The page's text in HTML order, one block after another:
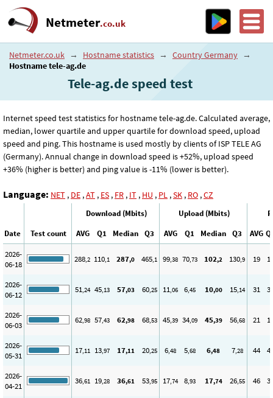
Netmeter.co.uk
Netmeter.co.uk → Hostname statistics → Country Germany →
Hostname tele-ag.de
Tele-ag.de speed test
Internet speed test statistics for hostname tele-ag.de. Calculated average,
median, lower quartile and upper quartile for download speed, upload
speed and ping. This hostname is used mostly by clients of ISP TELE AG
(Germany). Annual change in download speed is +52%, upload speed
+36% (higher is better) and ping value is -11% (lower is better).
Language: NET , DE ,AT , ES , FR , IT , HU , PL ,SK , RO ,CZ
Download (Mbits) Upload (Mbits)
Date
Test count AVG Q1 Median Q3 AVG Q1 Median Q3 AVG
2026-
06-18
288,2 110,1 287,0 465,1 99,38 70,73 102,2 130,9 19
2026-
06-12
51,24 45,13 57,03 60,25 11,06 6,45 10,00 15,14 31
2026-
06-03
62,98 57,43 62,98 68,53 45,39 34,09 45,39 56,68 21
2026-
05-31
17,11 13,97 17,11 20,25 6,48 5,68 6,48 7,28 44
2026-
04-21
36,61 19,28 36,61 53,95 17,74 8,93 17,74 26,55 46